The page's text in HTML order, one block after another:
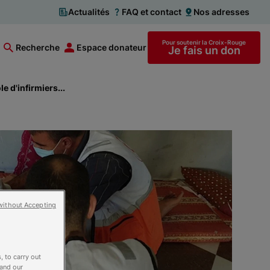
Actualités FAQ et contact Nos adresses
Recherche Espace donateur Pour soutenir la Croix-Rouge
Je fais un don
d'infirmiers...
to carry out
our
Accepting